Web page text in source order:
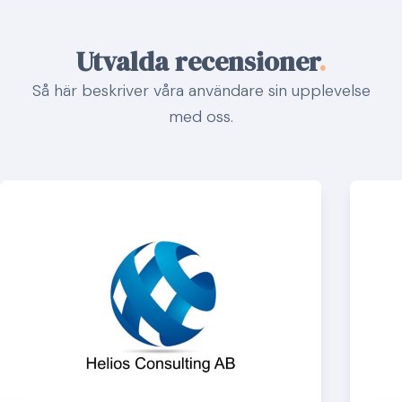
Utvalda recensioner.
Så här beskriver våra användare sin upplevelse
med oss.